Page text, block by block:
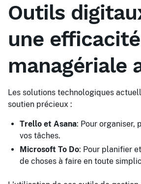
Outils
une efficacité
managériale
Les solutions technologiques
soutien précieux :
Trello et Asana: Pour organiser,
vos tâches.
Microsoft To Do: Pour planifier
de choses à faire en toute